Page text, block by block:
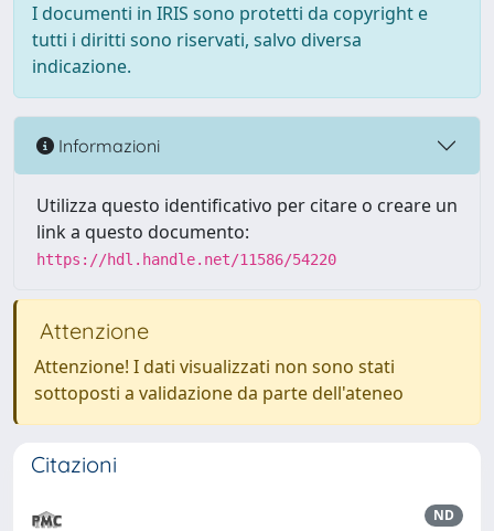
I documenti in IRIS sono protetti da copyright e
tutti i diritti sono riservati, salvo diversa
indicazione.
Informazioni
Utilizza questo identificativo per citare o creare un
link a questo documento:
https://hdl.handle.net/11586/54220
Attenzione
Attenzione! I dati visualizzati non sono stati
sottoposti a validazione da parte dell'ateneo
Citazioni
ND